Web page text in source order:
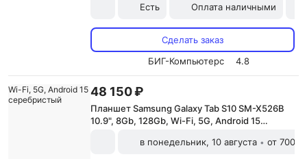
Есть Оплата наличными
Сделать заказ
БИГ-Компьютерс
4.8
48 150 ₽
Планшет Samsung Galaxy Tab S10 SM-X526B
10.9", 8Gb, 128Gb, Wi-Fi, 5G, Android 15
в понедельник, 10 августа • от 700 ₽